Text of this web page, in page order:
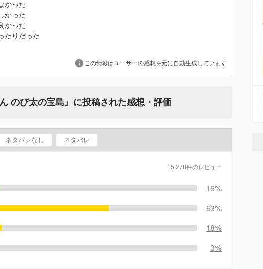
かった
かった
かった
たりだった
この情報はユーザーの感想を元に自動生成しています
ん のび太の宝島』に投稿された感想・評価
ネタバレなし ネタバレ
15,278件のレビュー
16%
63%
18%
3%